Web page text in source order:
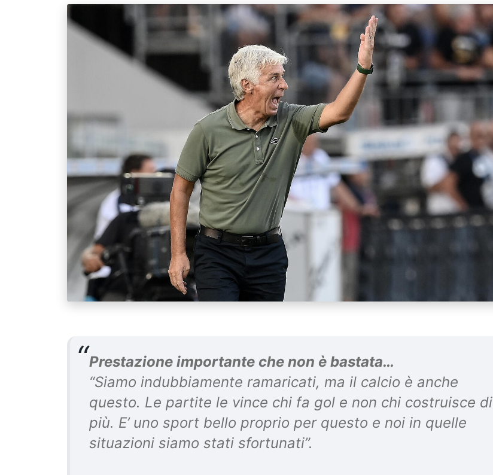
Prestazione importante che non è bastata…
“Siamo indubbiamente ramaricati, ma il calcio è anche
questo. Le partite le vince chi fa gol e non chi costruisce di
più. E’ uno sport bello proprio per questo e noi in quelle
situazioni siamo stati sfortunati”.